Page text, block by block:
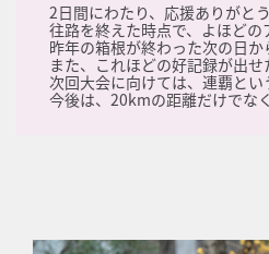
2日間にわたり、応援ありがと
往路を終えた時点で、よほど
昨年の箱根が終わった次の日
また、これほどの好記録が出
次回大会に向けては、連覇と
今後は、20kmの距離だけでな